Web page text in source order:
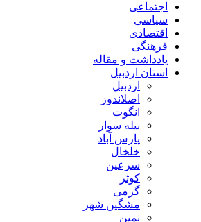
اجتماعی
سیاسی
اقتصادی
فرهنگی
یادداشت و مقاله
استان اردبیل
اردبیل
اصلاندوز
انگوت
بیله سوار
پارس آباد
خلخال
سرعین
کوثر
گرمی
مشگین شهر
نمین